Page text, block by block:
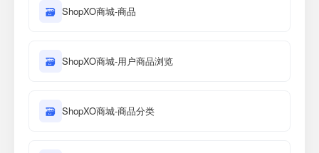
🗃 ShopXO商城-商品
🗃 ShopXO商城-用户商品浏览
🗃 ShopXO商城-商品分类